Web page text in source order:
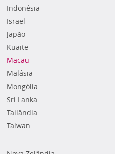
Indonésia
Israel
Japão
Kuaite
Macau
Malásia
Mongólia
Sri Lanka
Tailândia
Taiwan